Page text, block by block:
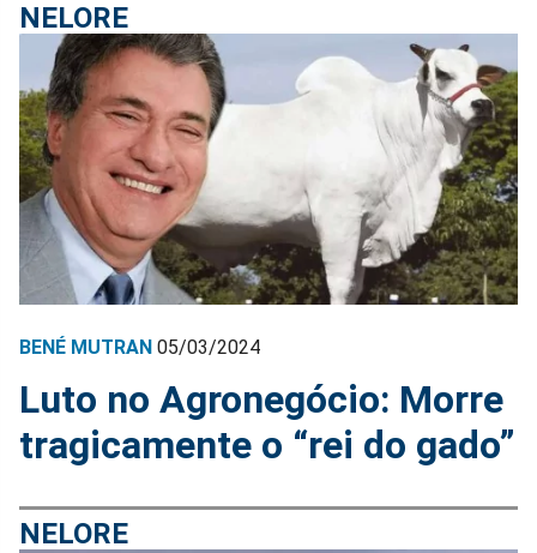
NELORE
BENÉ MUTRAN 05/03/2024
Luto no Agronegócio: Morre
tragicamente o “rei do gado”
NELORE